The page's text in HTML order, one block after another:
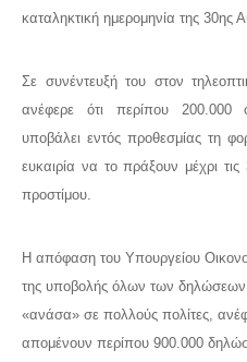
καταληκτική ημερομηνία της 30ης
Σε συνέντευξή του στον
ανέφερε ότι περίπου 200.000
υποβάλει εντός προθεσμίας τη
ευκαιρία να το πράξουν μέχρι
προστίμου.
Η απόφαση του Υπουργείου
της υποβολής όλων των δηλώσεων
«ανάσα» σε πολλούς πολίτες,
απομένουν περίπου 900.000